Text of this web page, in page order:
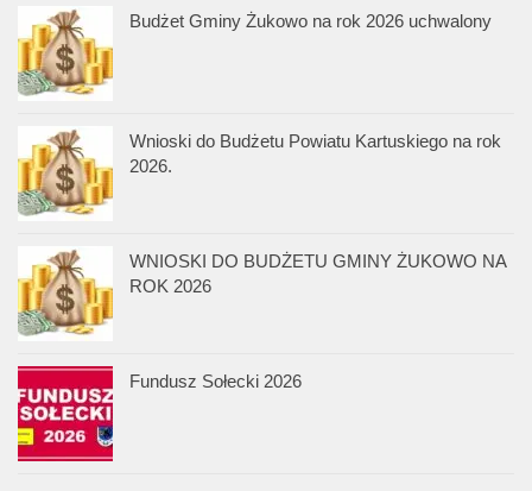
Budżet Gminy Żukowo na rok 2026 uchwalony
Wnioski do Budżetu Powiatu Kartuskiego na rok
2026.
WNIOSKI DO BUDŻETU GMINY ŻUKOWO NA
ROK 2026
Fundusz Sołecki 2026